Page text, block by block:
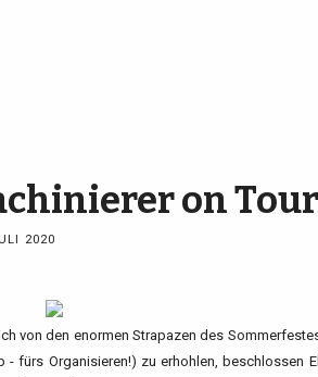
on Tour
2020
von den enormen Strapazen des
- fürs Organisieren!) zu erhohlen, beschlossen